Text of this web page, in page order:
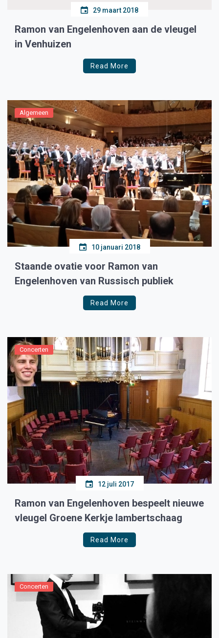
29 maart 2018
Ramon van Engelenhoven aan de vleugel
in Venhuizen
Read More
Algemeen
10 januari 2018
Staande ovatie voor Ramon van
Engelenhoven van Russisch publiek
Read More
Concerten
12 juli 2017
Ramon van Engelenhoven bespeelt nieuwe
vleugel Groene Kerkje lambertschaag
Read More
Concerten